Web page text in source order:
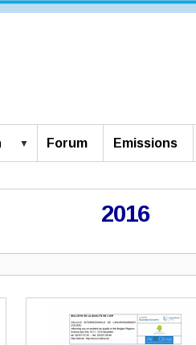
Forum Emissions
2016